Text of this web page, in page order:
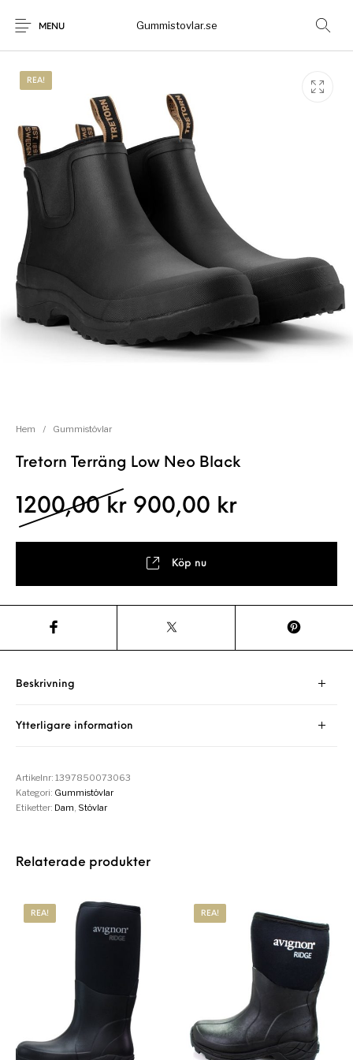
MENU Gummistovlar.se
Gummistövlar
REA!
Hem / Gummistövlar
Tretorn Terräng Low Neo Black
1200,00 kr Det ursprungliga
900,00 krDet
Köp nu
Beskrivning
Ytterligare information
Artikelnr:1397850073063
Kategori: Gummistövlar
Etiketter: Dam Stövlar
Relaterade produkter
REA! REA!